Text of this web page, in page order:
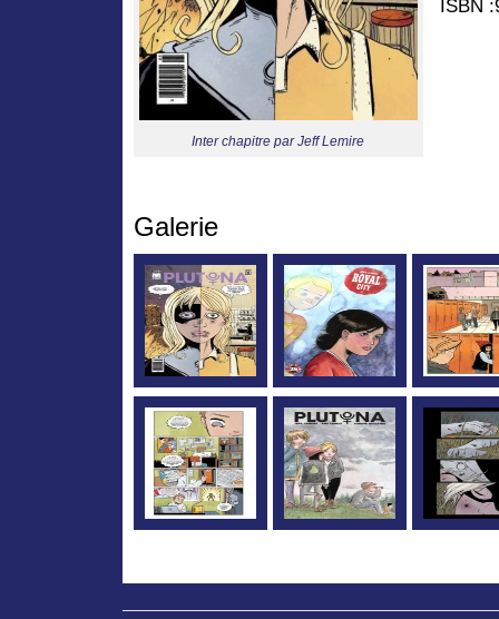
Inter chapitre par Jeff Lemire
ISBN
Galerie